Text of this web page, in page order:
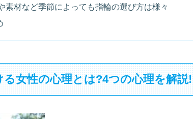
素材など季節によっても指輪の選び方は様々
女性の心理とは?4つの心理を解説!